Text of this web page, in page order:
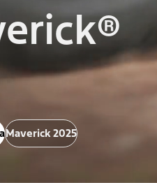
Maverick 2025